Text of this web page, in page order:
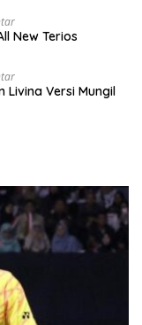
New Terios
Livina Versi Mungil